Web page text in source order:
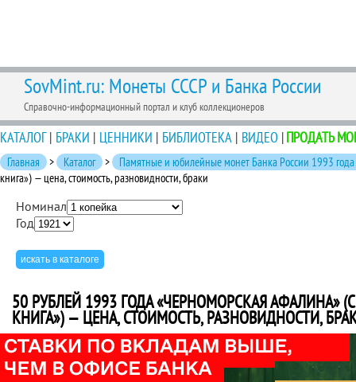
SovMint.ru: Монеты СССР и Банка России
Справочно-информационный портал и клуб коллекционеров
КАТАЛОГ| БРАКИ | ЦЕННИКИ | БИБЛИОТЕКА | ВИДЕО |ПРОДАТЬ
Главная > Каталог >
Памятные и юбилейные монет Банка России 1993
книга») — цена, стоимость, разновидности, браки
Номинал
Год
50 РУБЛЕЙ 1993 ГОДА «ЧЕРНОМОРСКАЯ АФАЛИНА»
КНИГА») — ЦЕНА, СТОИМОСТЬ, РАЗНОВИДНОСТИ,